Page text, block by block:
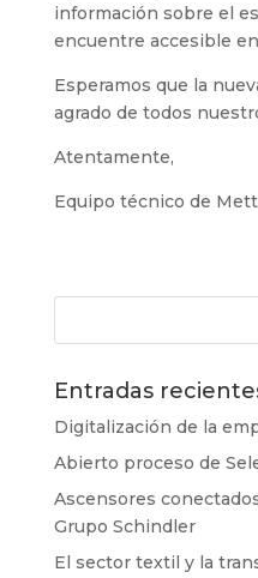
información sobre el
encuentre accesible
Esperamos que la
agrado de todos
Atentamente,
Equipo técnico de
Entradas
Digitalización de la
Abierto proceso de
Ascensores
Grupo Schindler
El sector textil y la